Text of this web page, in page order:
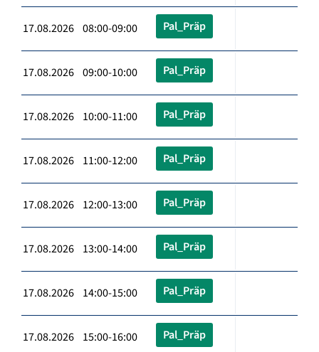
17.08.2026 08:00-09:00 Pal_Präp
17.08.2026 09:00-10:00 Pal_Präp
17.08.2026 10:00-11:00 Pal_Präp
17.08.2026 11:00-12:00 Pal_Präp
17.08.2026 12:00-13:00 Pal_Präp
17.08.2026 13:00-14:00 Pal_Präp
17.08.2026 14:00-15:00 Pal_Präp
17.08.2026 15:00-16:00 Pal_Präp